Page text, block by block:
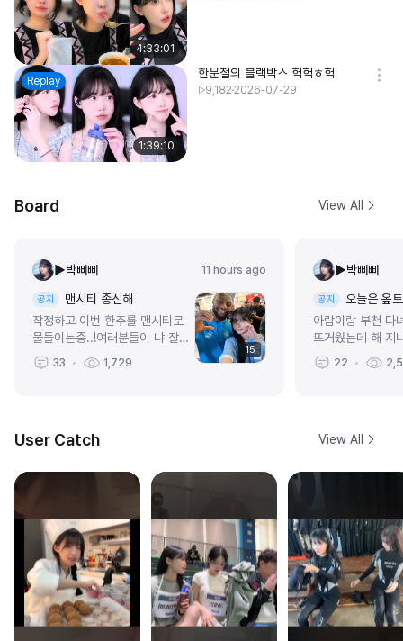
4:33:01
Replay
1:39:10
한문철의 블랙박스 헉헉ㅎ헉
9,182 2026-07-29
Board View All
▶박삐삐 11 hours ago
공지
맨시티 종신해
작정하고 이번 한주를 맨시티로
물들이는중..!여러분들이 냐 잘하
고 있나 궁금해할까봐 ㅎㅎ오늘듀
세메뇨랑 베티넬리 젠시티수들 보
33 1,729
15
▶박삐삐
공지
오늘은 옾
아람이랑 부천 다
뜨거웠는데 해 지
ㅎㅎㅎ이날씨에
서비스 해주시는
22
User Catch View All